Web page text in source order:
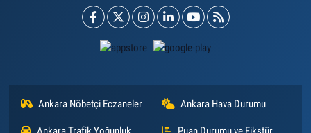
Ankara Nöbetçi Eczaneler Ankara Hava Durumu